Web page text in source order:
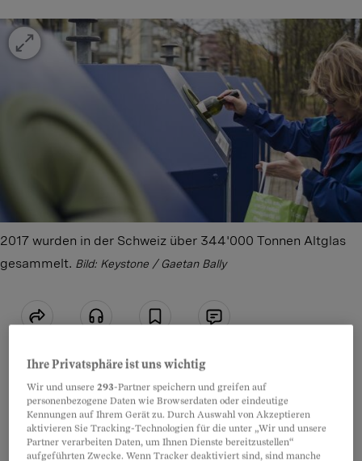
2017 wurden in der Schweiz über 344'000 Tonnen Altglas
gesammelt. Bild: Keystone / Gaetan Bally
Artikel teilen
Bei uns landen pro Kopf mehr als 40 Kilo Glas
jährlich im Container. Zusammen mit der
Recyclingquote von 94 Prozent bedeutet das
Weltrekord.
Ihre Privatsphäre ist uns wichtig
Wir und unsere293-Partner speichern und greifen auf
personenbezogene Daten wie Browserdaten oder eindeutige
Kennungen auf Ihrem Gerät zu. Durch Auswahl von Akzeptieren
aktivieren Sie Tracking-Technologien für die unter „Wir und unsere
Partner verarbeiten Daten, um Ihnen Dienste bereitzustellen“
aufgeführten Zwecke. Wenn Tracker deaktiviert sind, sind manche